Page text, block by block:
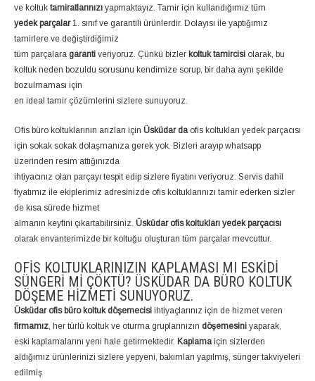
ve koltuk tamiratlarınızı yapmaktayız. Tamir için kullandığımız tüm
yedek parçalar1. sınıf ve garantili ürünlerdir. Dolayısı ile yaptığımız
tamirlere ve değiştirdiğimiz
tüm parçalara garanti veriyoruz. Çünkü bizler koltuk tamircisi olarak, bu
koltuk neden bozuldu sorusunu kendimize sorup, bir daha aynı şekilde
bozulmaması için
en ideal tamir çözümlerini sizlere sunuyoruz.
Ofis büro koltuklarının arızları için Üsküdar da ofis koltukları yedek parçacısı
için sokak sokak dolaşmanıza gerek yok. Bizleri arayıp whatsapp
üzerinden resim attığınızda
ihtiyacınız olan parçayı tespit edip sizlere fiyatını veriyoruz. Servis dahil
fiyatımız ile ekiplerimiz adresinizde ofis koltuklarınızı tamir ederken sizler
de kısa sürede hizmet
almanın keyfini çıkartabilirsiniz. Üsküdar ofis koltukları yedek parçacısı
olarak envanterimizde bir koltuğu oluşturan tüm parçalar mevcuttur.
OFIS KOLTUKLARINIZIN KAPLAMASI MI ESKIDI
SÜNGERI MI ÇÖKTÜ? ÜSKÜDAR DA BÜRO KOLTUK
DÖŞEME HIZMETI SUNUYORUZ.
Üsküdar ofis büro koltuk döşemecisi ihtiyaçlarınız için de hizmet veren
firmamız , her türlü koltuk ve oturma gruplarınızın döşemesini yaparak,
eski kaplamalarını yeni hale getirmektedir. Kaplamaiçin sizlerden
aldığımız ürünlerinizi sizlere yepyeni, bakımları yapılmış, sünger takviyeleri
edilmiş